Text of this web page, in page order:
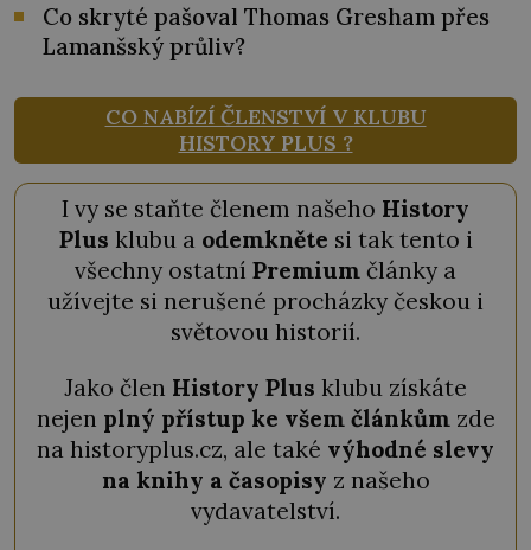
Co skryté pašoval Thomas Gresham přes
Lamanšský průliv?
CO NABÍZÍ ČLENSTVÍ V KLUBU
HISTORY PLUS ?
I vy se staňte členem našeho History
Plus klubu a odemkněte si tak tento i
všechny ostatní Premium články a
užívejte si nerušené procházky českou i
světovou historií.
Jako člen History Plus klubu získáte
nejen plný přístup ke všem článkům zde
na historyplus.cz, ale také výhodné slevy
na knihy a časopisy z našeho
vydavatelství.